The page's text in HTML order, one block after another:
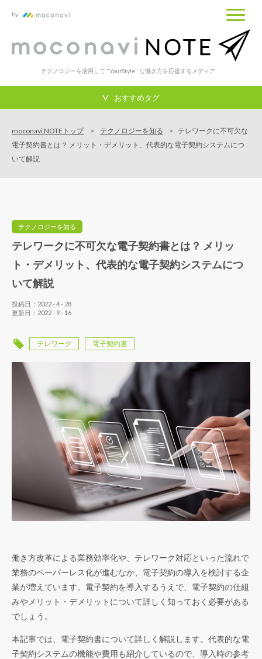
テクノロジーを活用して "YourStyle" な働き方を応援するメディア
by
おすすめタグ
moconavi NOTEトップ テクノロジーを知る
テレワークに不可欠な
電子契約書とは？ メリット・デメリット、代表的な電子契約システムにつ
いて解説
テクノロジーを知る
テレワークに不可欠な電子契約書とは？ メリッ
ト・デメリット、代表的な電子契約システムにつ
いて解説
投稿日：2022 - 4 - 28
更新日：2022 - 9 - 16
テレワーク 電子契約書
働き方改革による業務効率化や、テレワーク対応といった流れで
業務のペーパーレス化が進むなか、電子契約の導入を検討する企
業が増えています。電子契約を導入するうえで、電子契約の仕組
みやメリット・デメリットについて詳しく知っておく必要がある
でしょう。
本記事では、電子契約書について詳しく解説します。代表的な電
子契約システムの機能や費用も紹介しているので、導入時の参考